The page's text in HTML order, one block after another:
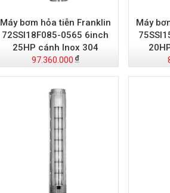
Máy bơm hỏa tiễn Franklin
72SSI18F085-0565 6inch
25HP cánh Inox 304
97.360.000
Máy